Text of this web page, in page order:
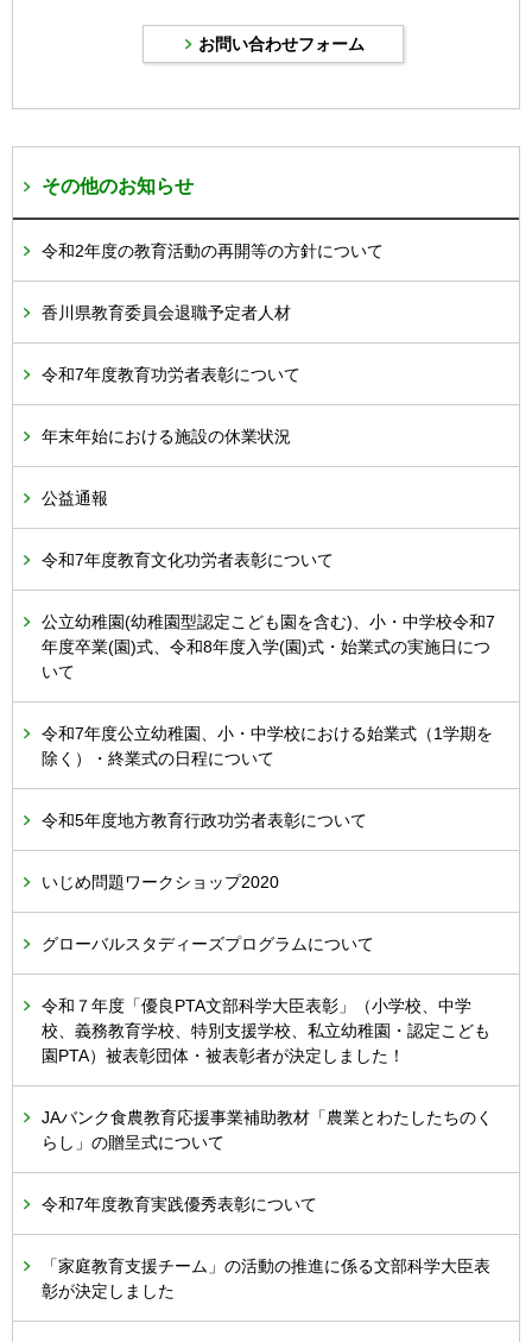
その他のお知らせ
令和2年度の教育活動の再開等の方針について
香川県教育委員会退職予定者人材
令和7年度教育功労者表彰について
年末年始における施設の休業状況
公益通報
令和7年度教育文化功労者表彰について
公立幼稚園(幼稚園型認定こども園を含む)、小・中学校令和7
年度卒業(園)式、令和8年度入学(園)式・始業式の実施日につ
いて
令和7年度公立幼稚園、小・中学校における始業式（1学期を
除く）・終業式の日程について
令和5年度地方教育行政功労者表彰について
いじめ問題ワークショップ2020
グローバルスタディーズプログラムについて
令和７年度「優良PTA文部科学大臣表彰」（小学校、中学
校、義務教育学校、特別支援学校、私立幼稚園・認定こども
園PTA）被表彰団体・被表彰者が決定しました！
JAバンク食農教育応援事業補助教材「農業とわたしたちのく
らし」の贈呈式について
令和7年度教育実践優秀表彰について
「家庭教育支援チーム」の活動の推進に係る文部科学大臣表
彰が決定しました